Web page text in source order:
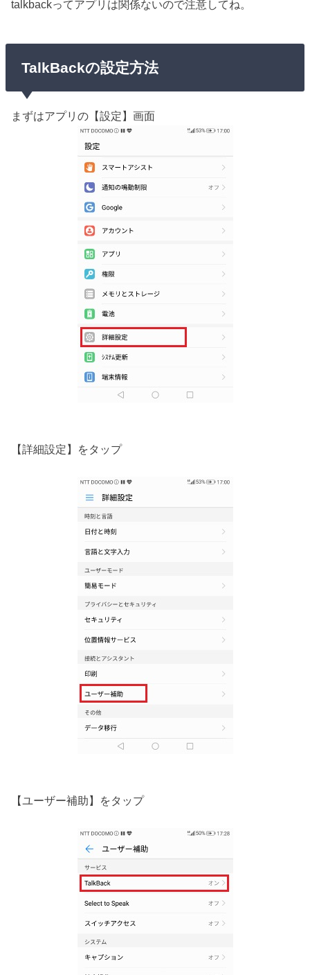
talkbackってアプリは関係ないので注意してね。
TalkBackの設定方法
まずはアプリの【設定】画面
【詳細設定】をタップ
【ユーザー補助】をタップ